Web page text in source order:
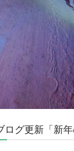
グ更新「新年